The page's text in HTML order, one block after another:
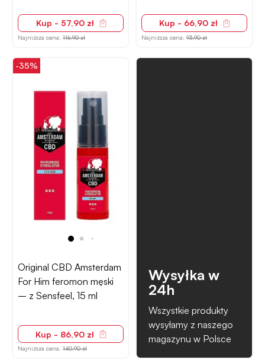
Kup - 57,90 zł
Najniższa cena: 116,90 zł
Kup - 66,90 zł
Najniższa cena: 93,90 zł
-35%
Original CBD Amsterdam
For Him feromon męski
– z Sensfeel, 15 ml
Kup - 86,90 zł
Najniższa cena: 140,90 zł
Wysyłka w
24h
Wszystkie produkty
wysyłamy z naszego
magazynu w Polsce